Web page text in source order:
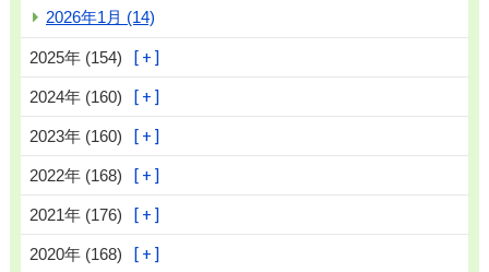
2026年1月 (14)
2025年 (154)
2024年 (160)
2023年 (160)
2022年 (168)
2021年 (176)
2020年 (168)